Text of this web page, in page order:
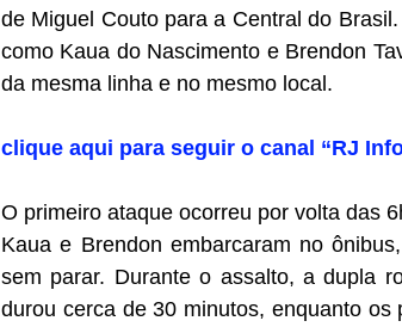
de Miguel Couto para a Central do
como Kaua do Nascimento e Brendon
da mesma linha e no mesmo local.
clique aqui para seguir o canal “RJ
O primeiro ataque ocorreu por volta das
Kaua e Brendon embarcaram no
sem parar. Durante o assalto, a dupla
durou cerca de 30 minutos, enquanto